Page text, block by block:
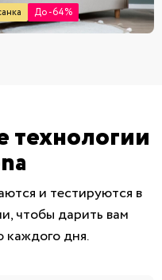
До -64%
и тестируются в
чтобы дарить вам
каждого дня.